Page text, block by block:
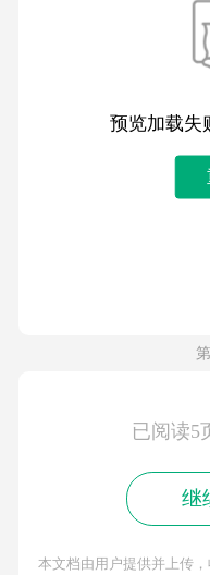
预览加载失
已阅读5
继
本文档由用户提供并上传